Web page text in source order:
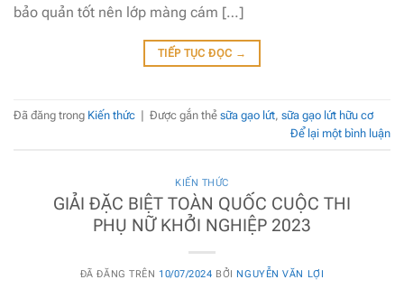
bảo quản tốt nên lớp màng cám […]
TIẾP TỤC ĐỌC →
Đã đăng trong Kiến thức | Được gắn thẻ sữa gạo lứt, sữa gạo lứt hữu cơ
Để lại một bình luận
KIẾN THỨC
GIẢI ĐẶC BIỆT TOÀN QUỐC CUỘC THI
PHỤ NỮ KHỞI NGHIỆP 2023
ĐÃ ĐĂNG TRÊN 10/07/2024 BỞI NGUYỄN VĂN LỢI